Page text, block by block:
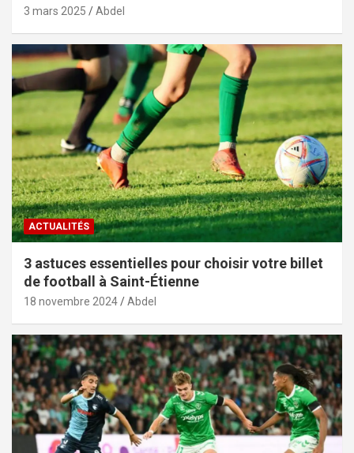
3 mars 2025 Abdel
ACTUALITÉS
3 astuces essentielles pour choisir votre billet
de football à Saint-Étienne
18 novembre 2024 Abdel